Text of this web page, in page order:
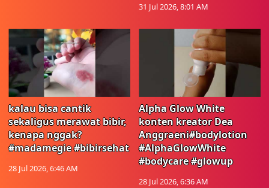
31 Jul 2026, 8:01 AM
kalau bisa cantik
sekaligus merawat bibir,
kenapa nggak?
#madamegie #bibirsehat
28 Jul 2026, 6:46 AM
Alpha Glow White
konten kreator Dea
Anggraeni#bodylotion
#AlphaGlowWhite
#bodycare #glowup
28 Jul 2026, 6:36 AM